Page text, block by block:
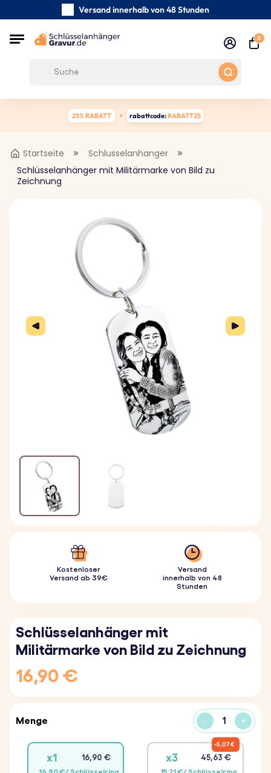
Versand innerhalb von 48 Stunden
0
25% RABATT rabattcode:RABATT25
Startseite
Schlusselanhanger
Schlüsselanhänger mit Militärmarke von Bild zu
Zeichnung
Kostenloser
Versand ab 39€
Versand
innerhalb von 48
Stunden
Schlüsselanhänger mit
Militärmarke von Bild zu Zeichnung
16,90 €
Menge - +
x1 16,90 € x3 45,63 €
5,07 €